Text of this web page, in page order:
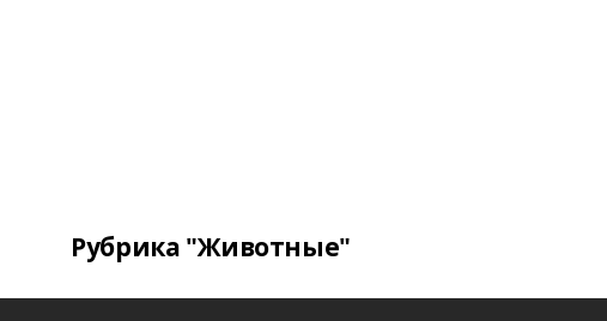
Рубрика "Животные"